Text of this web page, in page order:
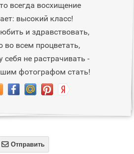
всегда восхищение
высокий класс!
и здравствовать,
всем процветать,
себя не растрачивать -
фотографом стать!
 Отправить